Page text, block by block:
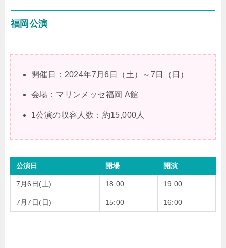
福岡公演
開催日：2024年7月6日（土）～7日（日）
会場：マリンメッセ福岡 A館
1公演の収容人数：約15,000人
公演日 開場 開演
7月6日(土) 18:00 19:00
7月7日(日) 15:00 16:00